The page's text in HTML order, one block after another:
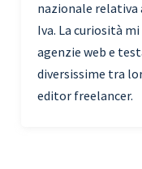
nazionale relativa
Iva. La curiosità
agenzie web e
diversissime tra
editor freelancer.